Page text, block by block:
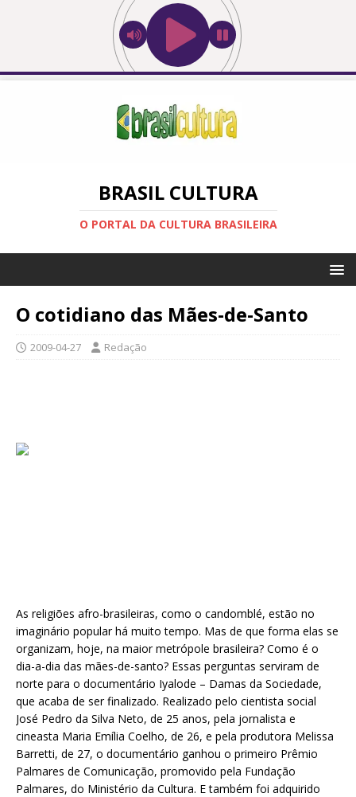
BRASIL CULTURA
O PORTAL DA CULTURA BRASILEIRA
O cotidiano das Mães-de-Santo
2009-04-27 Redação
As religiões afro-brasileiras, como o candomblé, estão no
imaginário popular há muito tempo. Mas de que forma elas se
organizam, hoje, na maior metrópole brasileira? Como é o
dia-a-dia das mães-de-santo? Essas perguntas serviram de
norte para o documentário Iyalode – Damas da Sociedade,
que acaba de ser finalizado. Realizado pelo cientista social
José Pedro da Silva Neto, de 25 anos, pela jornalista e
cineasta Maria Emília Coelho, de 26, e pela produtora Melissa
Barretti, de 27, o documentário ganhou o primeiro Prêmio
Palmares de Comunicação, promovido pela Fundação
Palmares, do Ministério da Cultura. E também foi adquirido